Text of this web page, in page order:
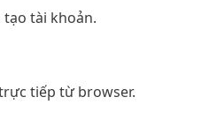
tạo tài khoản.
tiếp từ browser.